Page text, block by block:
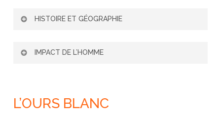
HISTOIRE ET GÉOGRAPHIE
PÔLE NORD GÉOGRAPHIQUE, PÔLE NORD
LES DÉCOUVREURS DU GRAND NORD
IMPACT DE L’HOMME
RÉCHAUFFEMENT : LES CYCLES
L’OURS BLANC